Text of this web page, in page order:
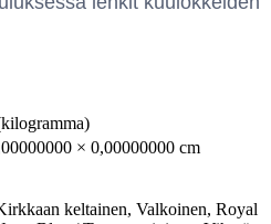
× 0,00000000 cm
keltainen, Valkoinen, Royal